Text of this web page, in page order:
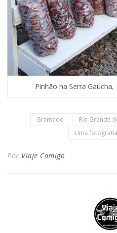
Pinhão na Serra
Gramado Rio Grande
Uma
Por Viaje Comigo